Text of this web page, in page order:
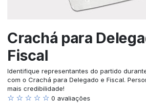
Crachá para
Fiscal
Identifique representantes do partido
com o Crachá para Delegado e Fiscal.
mais credibilidade!
☆ ☆ ☆ ☆ ☆ 0 avaliações